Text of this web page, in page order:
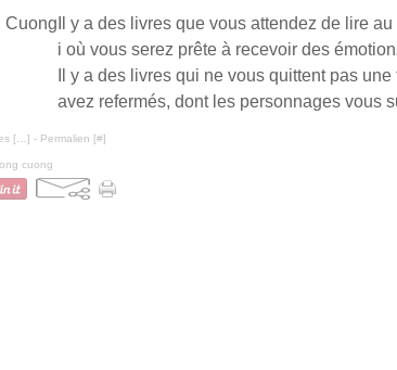
Il y a des livres que vous attendez de lire
i où vous serez prête à recevoir des
Il y a des livres qui ne vous quittent pas
avez refermés, dont les personnages vous
[ ] - Permalien [#]
cuong